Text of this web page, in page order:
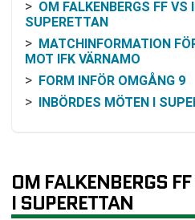
OM FALKENBERGS FF VS
SUPERETTAN
MATCHINFORMATION
MOT IFK VÄRNAMO
FORM INFÖR OMGÅNG 9
INBÖRDES MÖTEN I
SÅ KAN MATCHEN
FAKTA ATT KÄNNA TILL
VANLIGA FRÅGOR OM
OM FALKENBERGS
I SUPERETTAN